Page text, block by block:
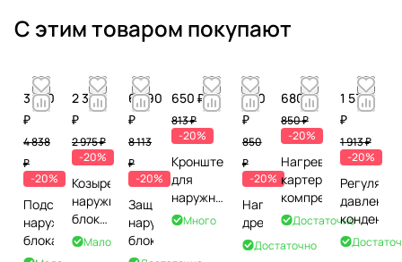
С этим товаром покупают
3 870
₽
4 838
₽
-20%
Подставка
наружного
блока
2 380
₽
2 975 ₽
-20%
Козырек
наружного
блока
до 4Мало
6 490
₽
8 113
₽
-20%
Защита
наружного
блока
650 ₽
813 ₽
-20%
Кронштейн
для
наружного
блока до
Много
680
₽
850
₽
-20%
Нагреватель
дренажа
Достаточно
680 ₽
850 ₽
-20%
Нагреватель
картера
компрессора
Достаточно
1 530
₽
1 913 ₽
-20%
Регулятор
давления